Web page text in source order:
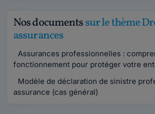
Nos documentssur le thème
assurances
Assurances professionnelles :
fonctionnement pour protéger votre
Modèle de déclaration de sinistre
assurance (cas général)